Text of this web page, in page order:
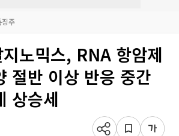
징주
노믹스, RNA 항암제
절반 이상 반응 중간
상승세